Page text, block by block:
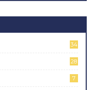
34
28
7